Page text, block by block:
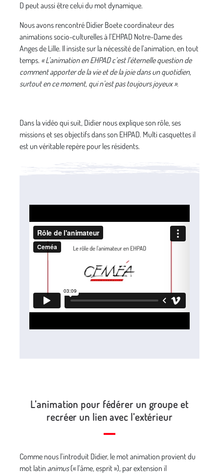
D peut aussi être celui du mot dynamique.
Nous avons rencontré Didier Boete coordinateur des
animations socio-culturelles à l’EHPAD Notre-Dame des
Anges de Lille. Il insiste sur la nécessité de l’animation, en tout
temps. « L’animation en EHPAD c’est l’éternelle question de
comment apporter de la vie et de la joie dans un quotidien,
surtout en cemoment, qui n’est pas toujours joyeux ».
Dans la vidéo qui suit, Didier nous explique son rôle, ses
missions et ses objectifs dans son EHPAD. Multi casquettes il
est un véritable repère pour les résidents.
L’animation pour fédérer un groupe et
recréer un lien avec l’extérieur
Comme nous l’introduit Didier, le mot animation provient du
mot latin animus(« l’âme, esprit »), par extension il